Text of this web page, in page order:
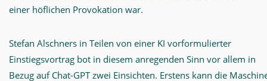
einer höflichen Provokation war.
Stefan Alschners in Teilen von einer KI vorformulierter
Einstiegsvortrag bot in diesem anregenden Sinn vor allem in
Bezug auf Chat-GPT zwei Einsichten. Erstens kann die